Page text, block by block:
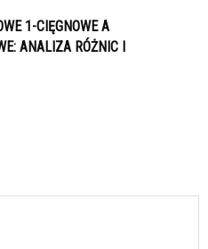
1-CIĘGNOWE A
ANALIZA RÓŻNIC I